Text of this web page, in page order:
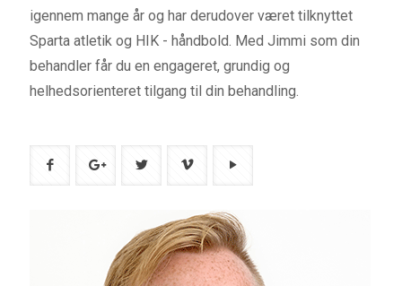
igennem mange år og har derudover været tilknyttet
Sparta atletik og HIK - håndbold. Med Jimmi som din
behandler får du en engageret, grundig og
helhedsorienteret tilgang til din behandling.